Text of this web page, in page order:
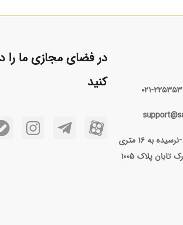
۲۲۵۳۵۳۱۶
بزرگراه رسالت -نرسیده به ۱۶ متری
پلاک ۱۰۰۵
در فضای مجازی ما را
کنید